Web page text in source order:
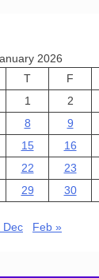
2026
T F
1
2
8 9
15 16
22 23
29 30
Dec Feb »